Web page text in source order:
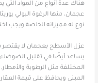
هناك عدة أنواع من المواد
عجمان، منها الرغوة البولي
نوع له مميزاته الخاصة ويجب
عزل الأسطح بعجمان لا يقتصر
يساعد أيضًا في تقليل الضوضاء
المختلفة مثل الرطوبة
المبنى ويحافظ على قيمة